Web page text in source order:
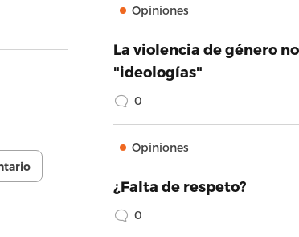
Opiniones
La violencia de género
"ideologías"
0
Opiniones
¿Falta de respeto?
0